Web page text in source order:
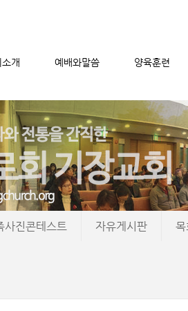
소개 예배와말씀 양육훈련
너뛰기
사진콘테스트 자유게시판